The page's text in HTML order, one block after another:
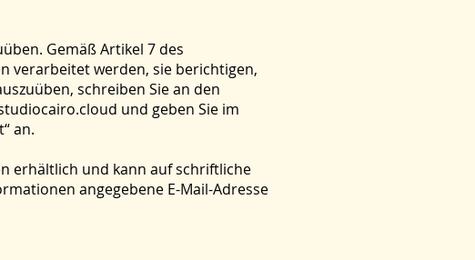
Gemäß Artikel 7 des
verarbeitet werden, sie berichtigen,
schreiben Sie an den
und geben Sie im
an.
erhältlich und kann auf schriftliche
angegebene E-Mail-Adresse